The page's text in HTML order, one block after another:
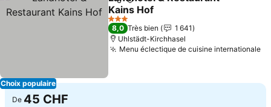
Choix populaire
PartagerAjouter à mes favoris
Kains Hof
Consulter les prix
3 Étoiles
8,0 Très bien
1 641
Uhlstädt-Kirchhasel
Menu éclectique de cuisine internationale
De 45 CHF